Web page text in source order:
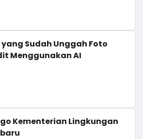
Sudah Unggah Foto
Menggunakan AI
Kementerian Lingkungan